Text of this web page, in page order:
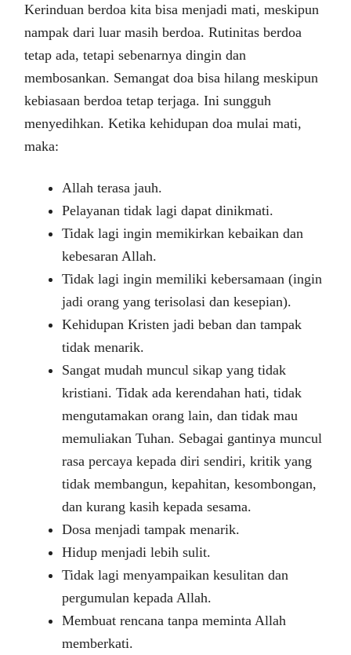
Kerinduan berdoa kita bisa menjadi mati, meskipun
nampak dari luar masih berdoa. Rutinitas berdoa
tetap ada, tetapi sebenarnya dingin dan
membosankan. Semangat doa bisa hilang meskipun
kebiasaan berdoa tetap terjaga. Ini sungguh
menyedihkan. Ketika kehidupan doa mulai mati,
maka:
Allah terasa jauh.
Pelayanan tidak lagi dapat dinikmati.
Tidak lagi ingin memikirkan kebaikan dan
kebesaran Allah.
Tidak lagi ingin memiliki kebersamaan (ingin
jadi orang yang terisolasi dan kesepian).
Kehidupan Kristen jadi beban dan tampak
tidak menarik.
Sangat mudah muncul sikap yang tidak
kristiani. Tidak ada kerendahan hati, tidak
mengutamakan orang lain, dan tidak mau
memuliakan Tuhan. Sebagai gantinya muncul
rasa percaya kepada diri sendiri, kritik yang
tidak membangun, kepahitan, kesombongan,
dan kurang kasih kepada sesama.
Dosa menjadi tampak menarik.
Hidup menjadi lebih sulit.
Tidak lagi menyampaikan kesulitan dan
pergumulan kepada Allah.
Membuat rencana tanpa meminta Allah
memberkati.